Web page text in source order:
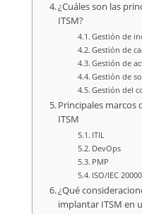
¿Cuáles son las
ITSM?
Gestión de
Gestión de
Gestión de
Gestión de
Gestión del
Principales marcos
ITSM
ITIL
DevOps
PMP
ISO/IEC 20000
¿Qué
implantar ITSM en